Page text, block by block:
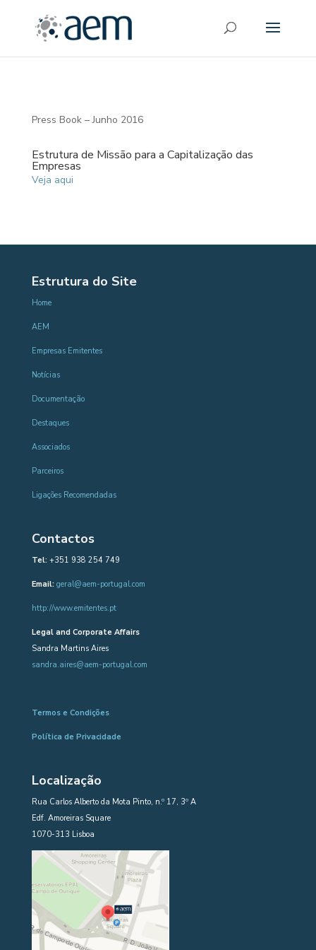
Press Book – Junho 2016
Estrutura de Missão para a Capitalização das
Empresas
Veja aqui
Estrutura do Site
Home
AEM
Empresas Emitentes
Notícias
Documentação
Destaques
Associados
Parceiros
Ligações Recomendadas
Contactos
Tel:+351 938 254 749
Email: geral@aem-portugal.com
http://www.emitentes.pt
Legal and Corporate Affairs
Sandra Martins Aires
sandra.aires@aem-portugal.com
Termos e Condições
Política de Privacidade
Localização
Rua Carlos Alberto da Mota Pinto, n.º 17, 3º A
Edf. Amoreiras Square
1070-313 Lisboa